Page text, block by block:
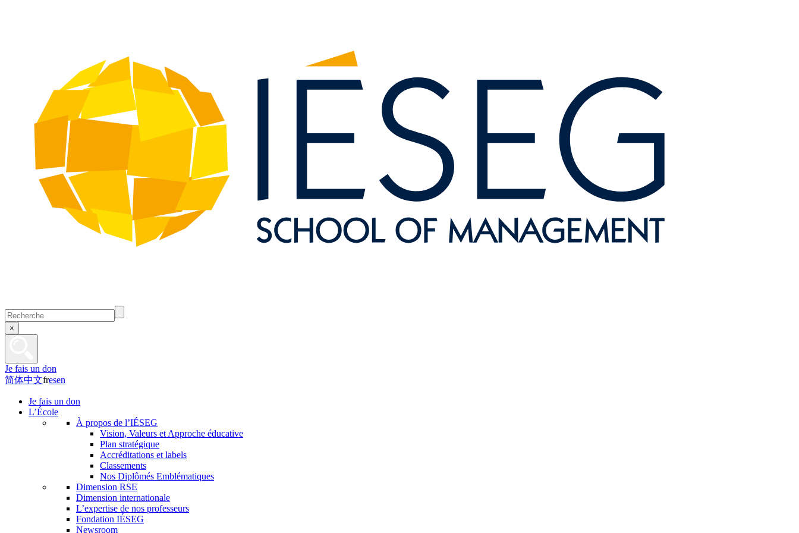
×
Je fais un don
简体中文fresen
Je fais un don
L’École
À propos de l’IÉSEG
Vision, Valeurs et Approche éducative
Plan stratégique
Accréditations et labels
Classements
Nos Diplômés Emblématiques
Dimension RSE
Dimension internationale
L’expertise de nos professeurs
Fondation IÉSEG
Newsroom